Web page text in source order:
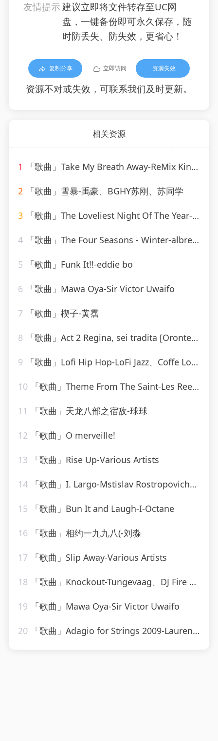
友情提示建议立即将文件转存至UC网
盘，一键备份即可永久保存，随
时防丢失、防失效，更省心！
复制分享 立即访问 资源失效
资源不对或失效，可联系我们及时更新。
相关资源
1 「歌曲」Take My Breath Away-ReMix Kings
2 「歌曲」雪暴-禹豪、BGHY苏刚、苏同学
3 「歌曲」The Loveliest Night Of The Year-Linda Scott
4 「歌曲」The Four Seasons - Winter-albrecht mayer、The King&#39;s Singers
5 「歌曲」Funk It!!-eddie bo
6 「歌曲」Mawa Oya-Sir Victor Uwaifo
7 「歌曲」楔子-黄霑
8 「歌曲」Act 2 Regina, sei tradita [Oronte, Alcina]-william christie
9 「歌曲」Lofi Hip Hop-LoFi Jazz、Coffe Lofi、Sleepy Lofi Vibes、Chill LoFi Cafe
10 「歌曲」Theme From The Saint-Les Reed Brass
11 「歌曲」天龙八部之宿敌-球球
12 「歌曲」O merveille!
13 「歌曲」Rise Up-Various Artists
14 「歌曲」I. Largo-Mstislav Rostropovich、Boston Symphony Orchestra、小澤征爾
15 「歌曲」Bun It and Laugh-I-Octane
16 「歌曲」相约一九九八(-刘淼
17 「歌曲」Slip Away-Various Artists
18 「歌曲」Knockout-Tungevaag、DJ Fire House
19 「歌曲」Mawa Oya-Sir Victor Uwaifo
20 「歌曲」Adagio for Strings 2009-Laurent Wolf